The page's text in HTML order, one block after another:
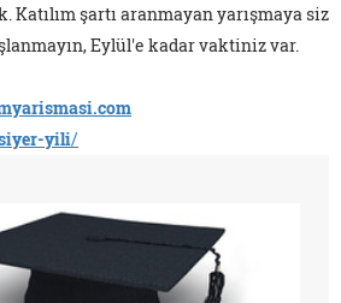
Katılım şartı aranmayan yarışmaya siz
Eylül'e kadar vaktiniz var.
yili/